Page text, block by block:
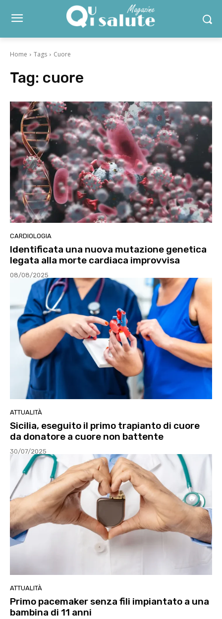
Home Tags Cuore
Tag: cuore
CARDIOLOGIA
Identificata una nuova mutazione genetica
legata alla morte cardiaca improvvisa
08/08/2025
ATTUALITÀ
Sicilia, eseguito il primo trapianto di cuore
da donatore a cuore non battente
30/07/2025
ATTUALITÀ
Primo pacemaker senza fili impiantato a una
bambina di 11 anni